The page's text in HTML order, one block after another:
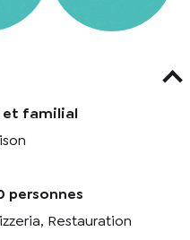
et familial
personnes
Restauration